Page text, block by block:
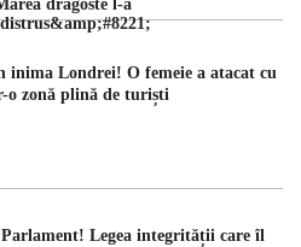
dragoste l-a
inima Londrei! O femeie a atacat cu
o zonă plină de turiști
Legea integrității care îl